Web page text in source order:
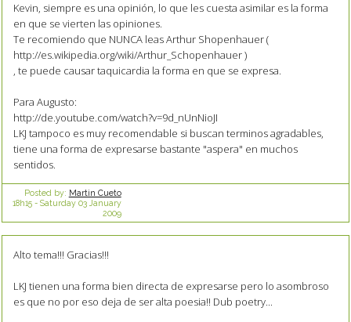
Kevin, siempre es una opinión, lo que les cuesta asimilar es la forma
en que se vierten las opiniones.
Te recomiendo que NUNCA leas Arthur Shopenhauer (
http://es.wikipedia.org/wiki/Arthur_Schopenhauer )
, te puede causar taquicardia la forma en que se expresa.
Para Augusto:
http://de.youtube.com/watch?v=9d_nUnNioJI
LKJ tampoco es muy recomendable si buscan terminos agradables,
tiene una forma de expresarse bastante "aspera" en muchos
sentidos.
Posted by: Martin Cueto
18h15- Saturday 03 January
2009
Alto tema!!! Gracias!!!
LKJ tienen una forma bien directa de expresarse pero lo asombroso
es que no por eso deja de ser alta poesia!! Dub poetry...